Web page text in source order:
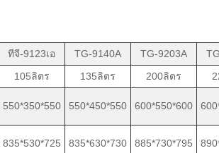
ทีจี-9123เอ TG-9140A TG-9203A
105ลิตร
135ลิตร 200ลิตร
550*350*550 550*450*550 600*550*600
835*530*725 835*630*730 885*730*795